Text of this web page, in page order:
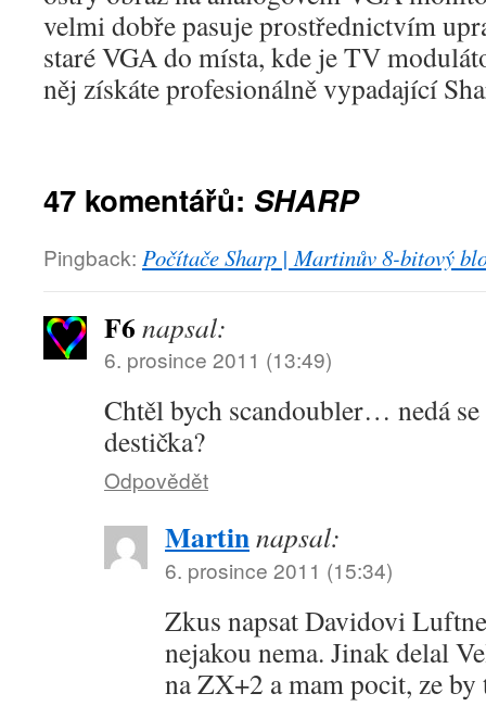
velmi dobře pasuje prostřednictvím
staré VGA do místa, kde je TV
něj získáte profesionálně vypadající
47 komentářů: SHARP
Pingback: Počítače Sharp | Martinův 8-bitový
F6 napsal:
6. prosince 2011 (13:49)
Chtěl bych scandoubler… nedá se
destička?
Odpovědět
Martinnapsal:
6. prosince 2011 (15:34)
Zkus napsat Davidovi
nejakou nema. Jinak delal
na ZX+2 a mam pocit, ze